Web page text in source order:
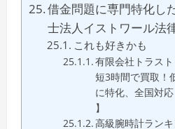
借金問題に専門特化し
士法人イストワール法
これも好きかも
有限会社トラス
短3時間で買取！
に特化、全国対
】
高級腕時計ラン